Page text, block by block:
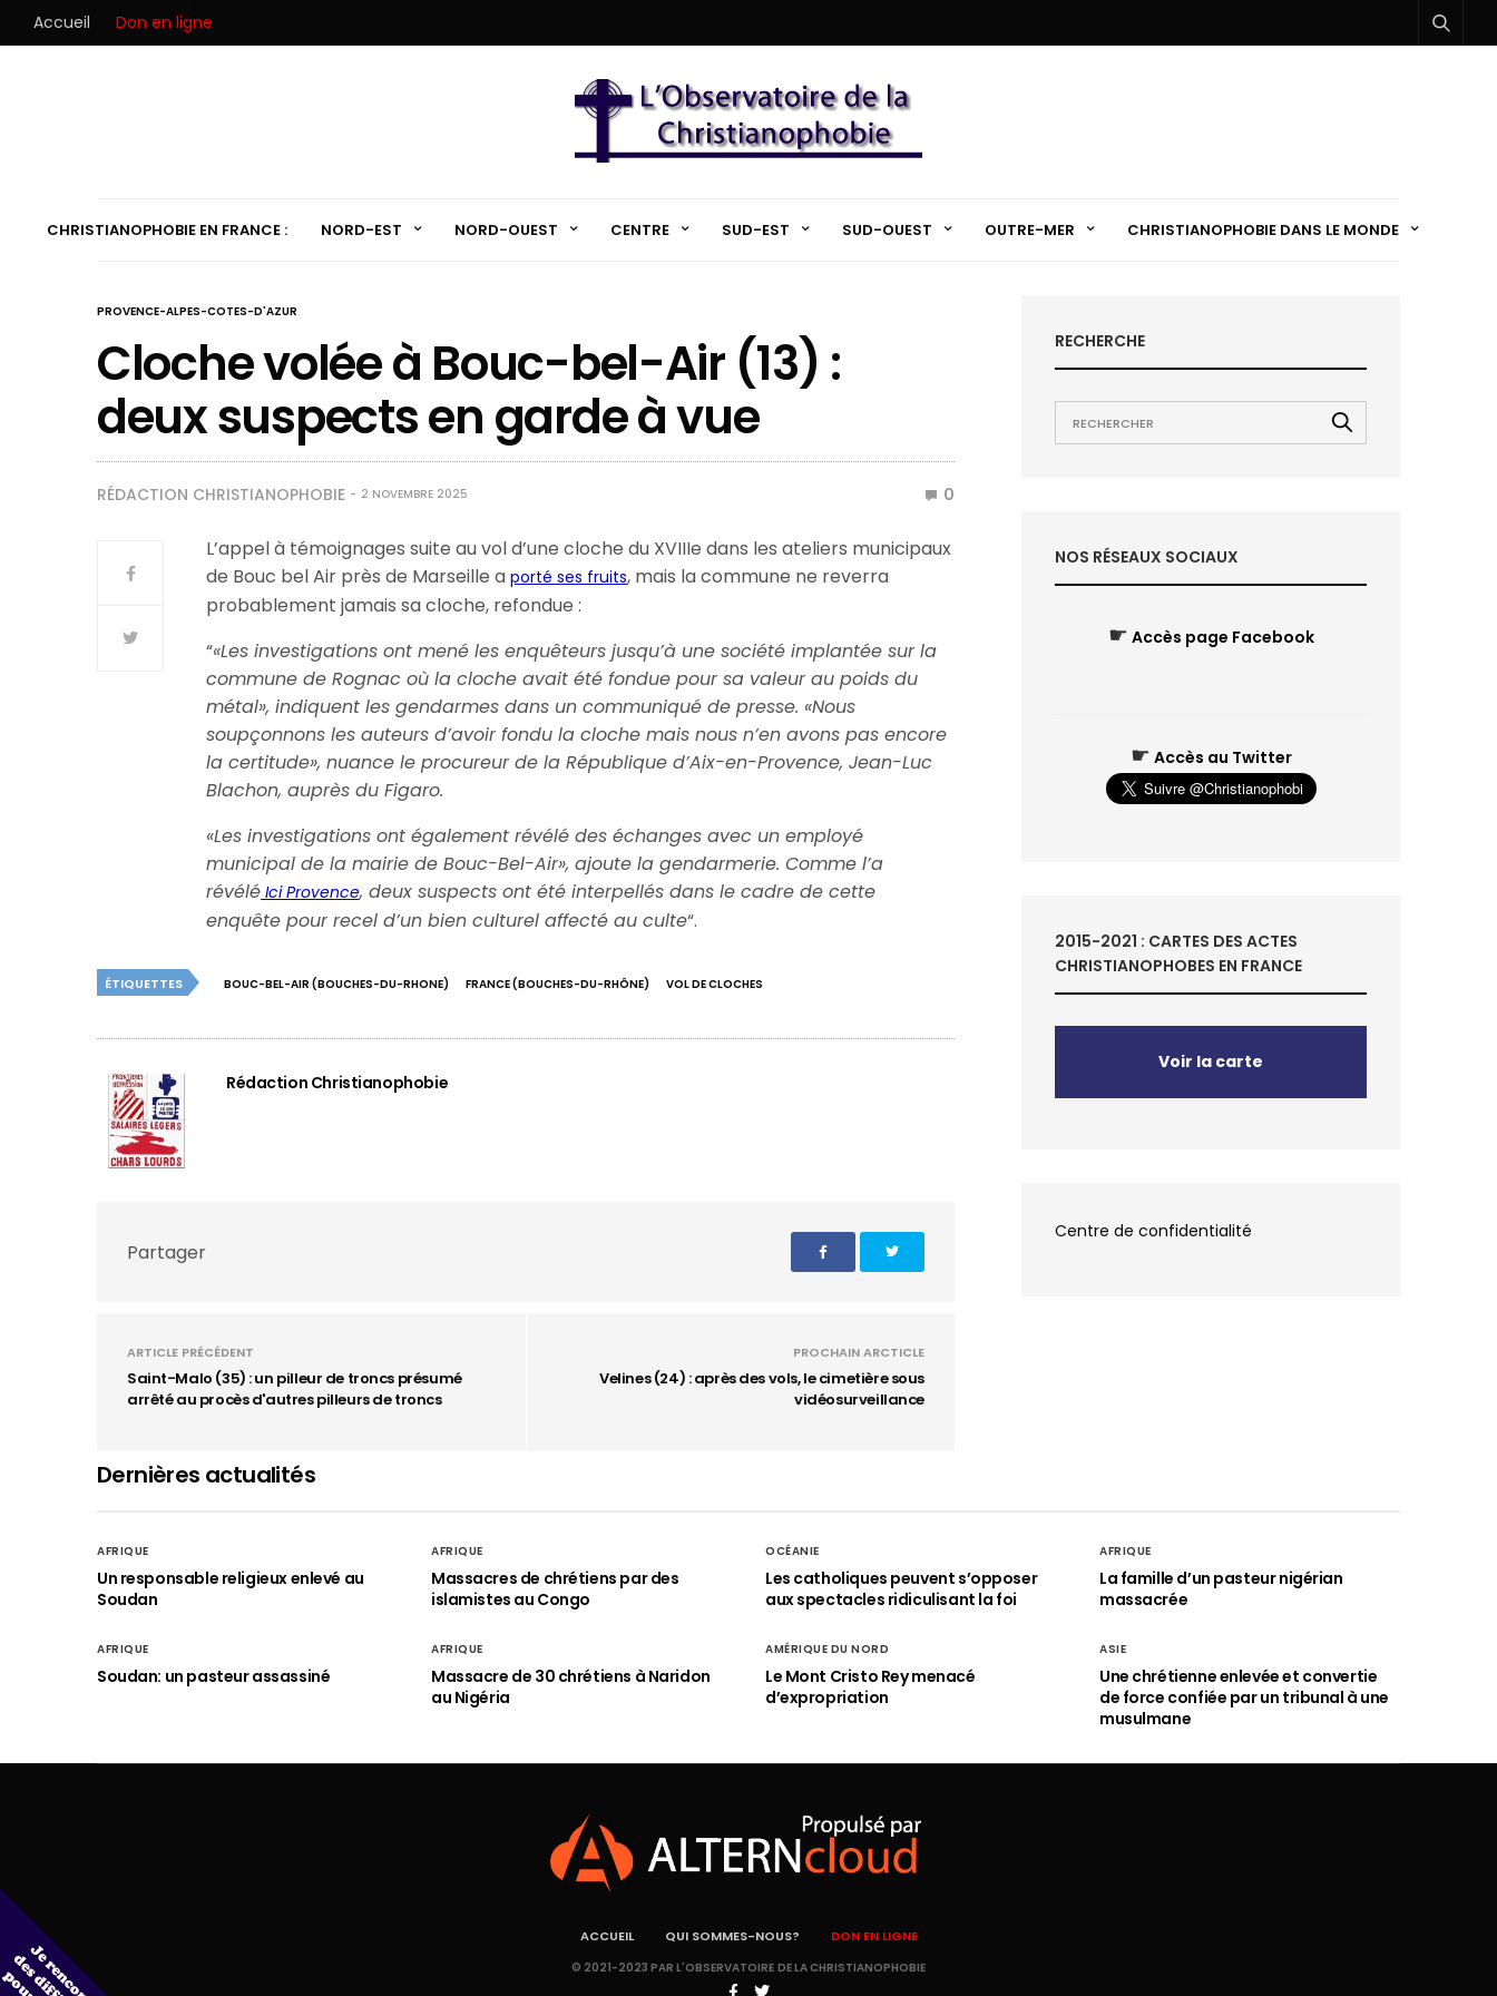
Accueil Don en ligne
CHRISTIANOPHOBIE EN FRANCE : NORD-EST NORD-OUEST CENTRE SUD-EST SUD-OUEST OUTRE-MER CHRISTIANOPHOBIE DANS LE MONDE
PROVENCE-ALPES-COTES-D'AZUR
Cloche volée à Bouc-bel-Air (13) :
deux suspects en garde à vue
RÉDACTION CHRISTIANOPHOBIE 2 NOVEMBRE 2025 0
L’appel à témoignages suite au vol d’une cloche du XVIIIe dans les ateliers municipaux
de Bouc bel Air près de Marseille aporté ses fruits, mais la commune ne reverra
probablement jamais sa cloche, refondue :
“«Les investigations ont mené les enquêteurs jusqu’à une société implantée sur la
commune de Rognac où la cloche avait été fondue pour sa valeur au poids du
métal», indiquent les gendarmes dans un communiqué de presse. «Nous
soupçonnons les auteurs d’avoir fondu la cloche mais nous n’en avons pas encore
la certitude», nuance le procureur de la République d’Aix-en-Provence, Jean-Luc
Blachon, auprès du Figaro.
«Les investigations ont également révélé des échanges avec un employé
municipal de la mairie de Bouc-Bel-Air», ajoute la gendarmerie. Comme l’a
révélé Ici Provence, deux suspects ont été interpellés dans le cadre de cette
enquête pour recel d’un bien culturel affecté au culte“.
ÉTIQUETTES BOUC-BEL-AIR (BOUCHES-DU-RHONE) FRANCE (BOUCHES-DU-RHÔNE) VOL DE CLOCHES
Rédaction Christianophobie
Partager
ARTICLE PRÉCÉDENT
Saint-Malo (35) : un pilleur de troncs présumé
arrêté au procès d'autres pilleurs de troncs
PROCHAIN ARCTICLE
Velines (24) : après des vols, le cimetière sous
vidéosurveillance
RECHERCHE
NOS RÉSEAUX SOCIAUX
☛ Accès page Facebook
☛ Accès au Twitter
2015-2021 : CARTES DES ACTES
CHRISTIANOPHOBES EN FRANCE
Voir la carte
Centre de confidentialité
Dernières actualités
AFRIQUE
Un responsable religieux enlevé au
Soudan
AFRIQUE
Massacres de chrétiens par des
islamistes au Congo
OCÉANIE
Les catholiques peuvent s’opposer
aux spectacles ridiculisant la foi
AFRIQUE
La famille d’un pasteur nigérian
massacrée
AFRIQUE
Soudan: un pasteur assassiné
AFRIQUE
Massacre de 30 chrétiens à Naridon
au Nigéria
AMÉRIQUE DU NORD
Le Mont Cristo Rey menacé
d’expropriation
ASIE
Une chrétienne enlevée et convertie
de force confiée par un tribunal à une
musulmane
ACCUEIL QUI SOMMES-NOUS? DON EN LIGNE
© 2021-2023 PAR L'OBSERVATOIRE DE LA CHRISTIANOPHOBIE